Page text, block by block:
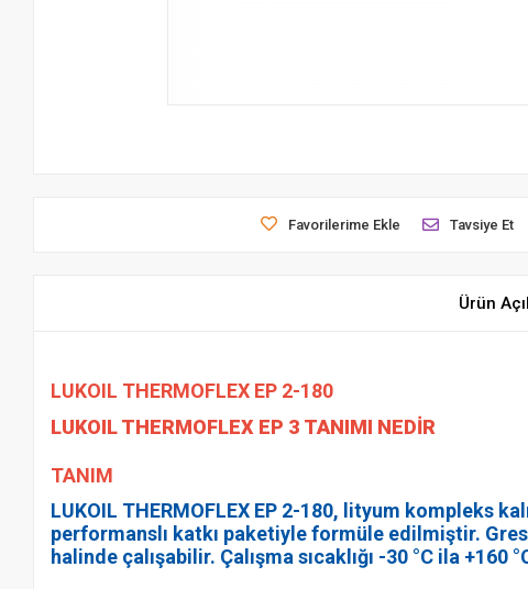
Favorilerime Ekle Tavsiye Et
Ürün
LUKOIL THERMOFLEX ЕР 2-180
LUKOIL THERMOFLEX ЕР 3 TANIMI NEDİR
TANIM
LUKOIL THERMOFLEX ЕР 2-180, lityum kompleks
performanslı katkı paketiyle formüle edilmiştir.
halinde çalışabilir. Çalışma sıcaklığı -30 °C ila +160